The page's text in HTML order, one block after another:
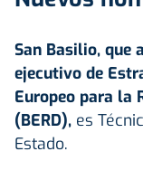
San Basilio, que
ejecutivo de
Europeo para la
(BERD), es
Estado.